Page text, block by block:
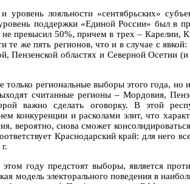
и уровень лояльности «сентябрьских»
поддержки «Единой России» был в
превысил 50%, причем в трех – Карелии,
те же пять регионов, что и в случае с
Пензенской областях и Северной Осетии (и
только региональные выборы этого года, но
считанные регионы – Мордовия,
важно сделать оговорку. В этой
конкуренции и расколами элит, что
вероятно, снова сможет
Краснодарский край: для него
году предстоят выборы, является
модель электорального поведения в